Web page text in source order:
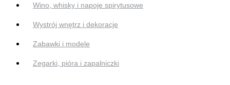
Wino, whisky i napoje spirytusowe
Wystrój wnętrz i dekoracje
Zabawki i modele
Zegarki, pióra i zapalniczki